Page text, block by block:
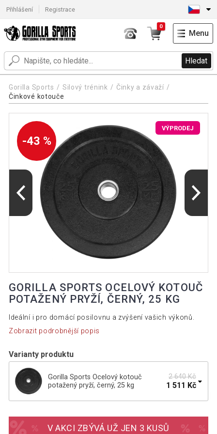
Přihlášení Registrace
Hledat
0
Menu
Gorilla Sports Silový trénink
Činky a závaží
Činkové kotouče
-43 %
VÝPRODEJ
GORILLA SPORTS OCELOVÝ KOTOUČ
POTAŽENÝ PRYŽÍ, ČERNÝ, 25 KG
Ideální i pro domácí posilovnu a zvýšení vašich výkonů.
Zobrazit podrobnější popis
Varianty produktu
Gorilla Sports Ocelový kotouč
potažený pryží, černý, 25 kg
2 640 Kč
1 511 Kč
potažený pryží, černý, 15 kg
V AKCI ZBÝVÁ UŽ JEN 3 KUSŮ